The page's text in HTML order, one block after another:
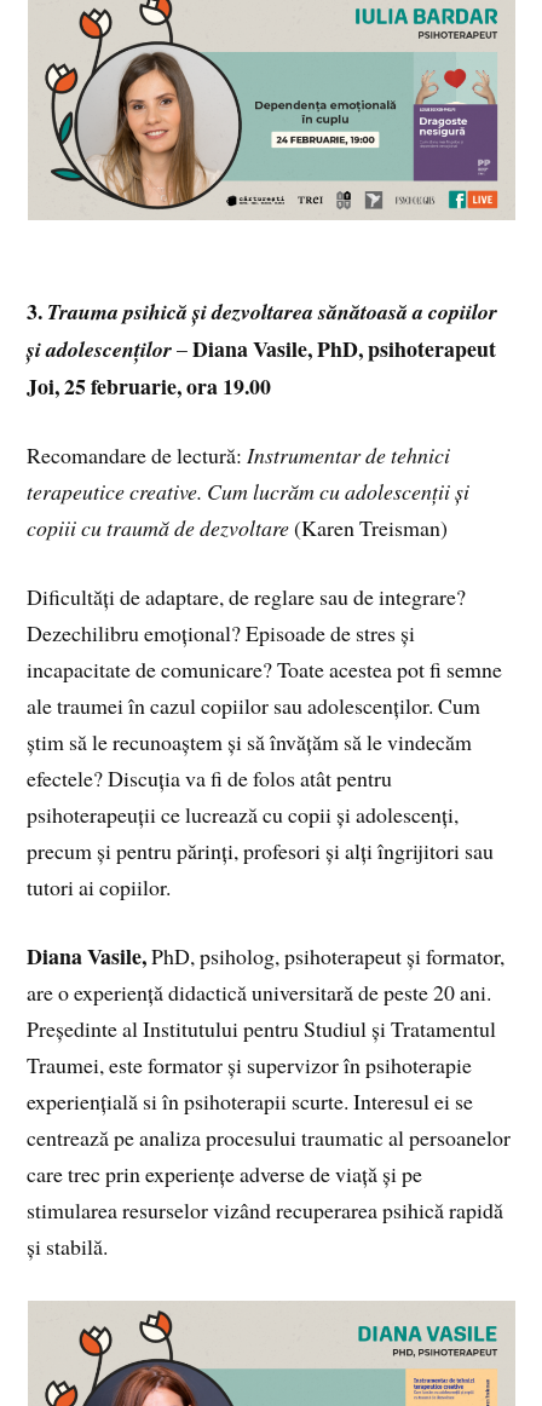
3. Trauma psihică și dezvoltarea sănătoasă a copiilor
și adolescenților–Diana Vasile, PhD, psihoterapeut
Joi, 25 februarie, ora 19.00
Recomandare de lectură:Instrumentar de tehnici
terapeutice creative. Cum lucrăm cu adolescenții și
copiii cu traumă de dezvoltare(Karen Treisman)
Dificultăți de adaptare, de reglare sau de integrare?
Dezechilibru emoțional? Episoade de stres și
incapacitate de comunicare? Toate acestea pot fi semne
ale traumei în cazul copiilor sau adolescenților. Cum
știm să le recunoaștem și să învățăm să le vindecăm
efectele? Discuția va fi de folos atât pentru
psihoterapeuții ce lucrează cu copii și adolescenți,
precum și pentru părinți, profesori și alți îngrijitori sau
tutori ai copiilor.
Diana Vasile,PhD, psiholog, psihoterapeut și formator,
are o experiență didactică universitară de peste 20 ani.
Președinte al Institutului pentru Studiul și Tratamentul
Traumei, este formator și supervizor în psihoterapie
experiențială si în psihoterapii scurte. Interesul ei se
centrează pe analiza procesului traumatic al persoanelor
care trec prin experiențe adverse de viață și pe
stimularea resurselor vizând recuperarea psihică rapidă
și stabilă.